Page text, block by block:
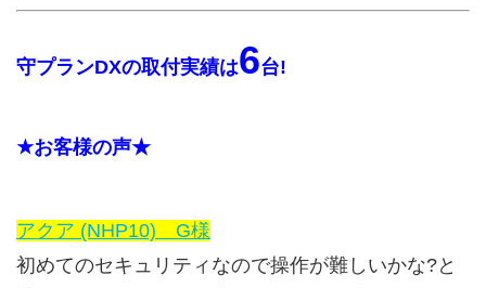
守プランDXの取付実績は6台!
★お客様の声★
アクア (NHP10) G様
初めてのセキュリティなので操作が難しいかな?と